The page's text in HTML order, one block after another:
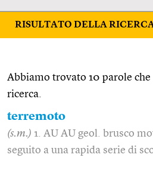
RISULTATO DELLA
Abbiamo trovato 10 parole
ricerca.
terremoto
(s.m.) 1. AU AU geol. brusco
seguito a una rapida serie di